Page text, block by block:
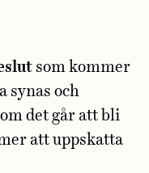
som kommer
synas och
det går att bli
att uppskatta